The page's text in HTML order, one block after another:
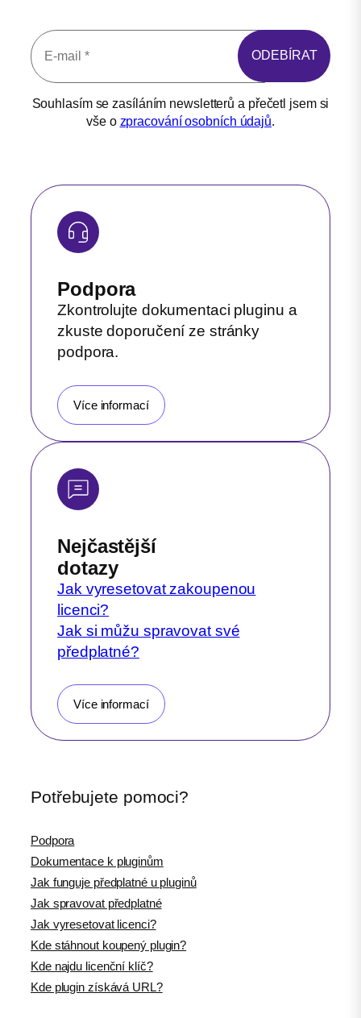
Souhlasím se zasíláním newsletterů a přečetl jsem si
vše o zpracování osobních údajů.
Podpora
Zkontrolujte dokumentaci pluginu a
zkuste doporučení ze stránky
podpora.
Více informací
Nejčastější
dotazy
Jak vyresetovat zakoupenou
licenci?
Jak si můžu spravovat své
předplatné?
Více informací
Potřebujete pomoci?
Podpora
Dokumentace k pluginům
Jak funguje předplatné u pluginů
Jak spravovat předplatné
Jak vyresetovat licenci?
Kde stáhnout koupený plugin?
Kde najdu licenční klíč?
Kde plugin získává URL?